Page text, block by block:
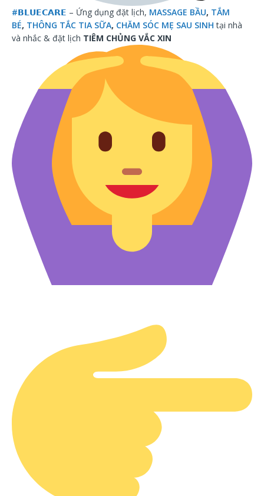
#𝗕𝗟𝗨𝗘𝗖𝗔𝗥𝗘 – Ứng dụng đặt lịch, MASSAGE BẦU, TẮM
BÉ, THÔNG TẮC TIA SỮA, CHĂM SÓC MẸ SAU SINH tại nhà
và nhắc & đặt lịch TIÊM CHỦNG VẮC XIN